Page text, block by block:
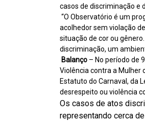
casos de discriminação e
“O Observatório é um
acolhedor sem violação
situação de cor ou
discriminação, um
Balanço – No período de
Violência contra a Mulher
Estatuto do Carnaval, da
desrespeito ou violência
Os casos de atos
representando cerca